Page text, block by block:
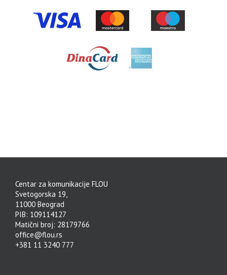
Centar za komunikacije FLOU
Svetogorska 19,
11000 Beograd
PIB: 109114127
Matični broj: 28179766
office@flou.rs
+381 11 3240 777